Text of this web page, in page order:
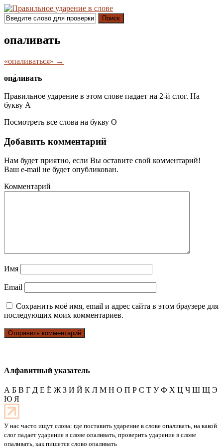
Поиск
опаливать
«опаливаться» →
опа́ливать
Правильное ударение в этом слове падает на 2-й слог. На
букву А
Посмотреть все слова на букву О
Добавить комментарий
Нам будет приятно, если Вы оставите свой комментарий!
Ваш e-mail не будет опубликован.
Комментарий
Имя
Email
Сохранить моё имя, email и адрес сайта в этом браузере для
последующих моих комментариев.
Алфавитный указатель
А Б В Г Д Е Ё Ж З И Й К Л М Н О П Р С Т У Ф Х Ц Ч Ш Щ Э
Ю Я
У нас часто ищут слова: где поставить ударение в слове опаливать, на какой
слог падает ударение в слове опаливать, проверить ударение в слове
опаливать, как пишется слово опаливать